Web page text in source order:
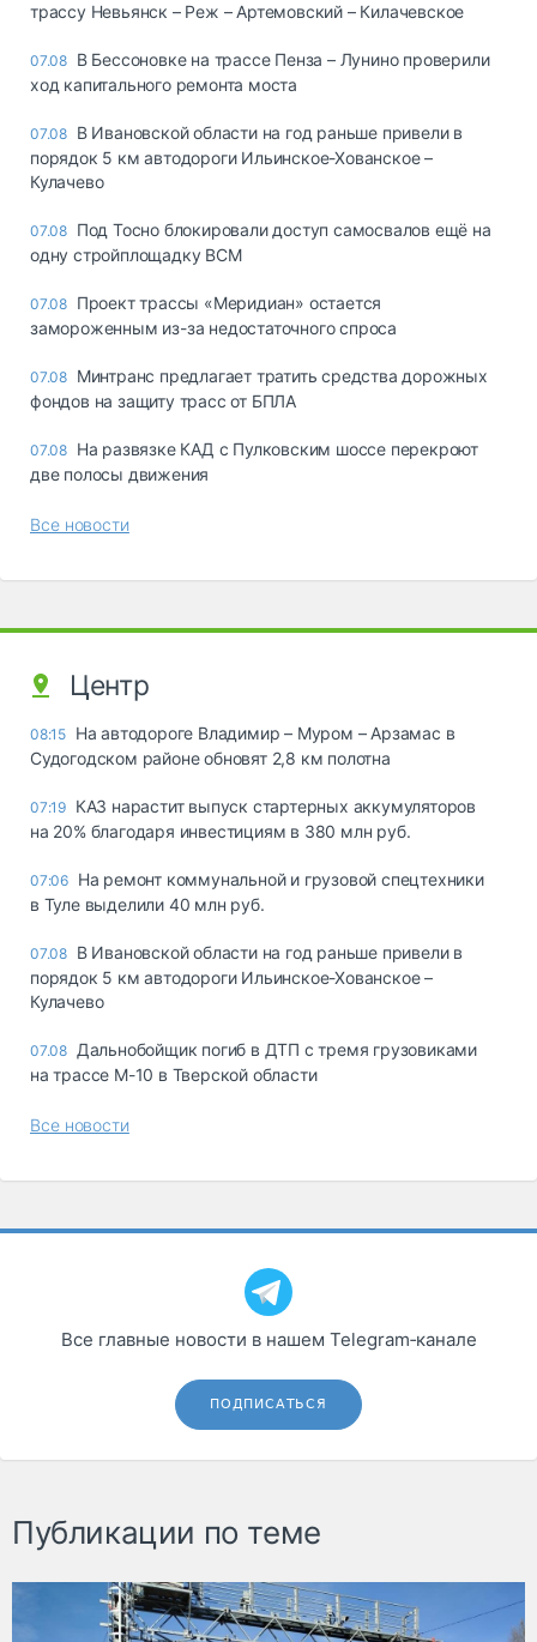
трассу Невьянск – Реж – Артемовский – Килачевское
07.08 В Бессоновке на трассе Пенза – Лунино проверили
ход капитального ремонта моста
07.08 В Ивановской области на год раньше привели в
порядок 5 км автодороги Ильинское-Хованское –
Кулачево
07.08 Под Тосно блокировали доступ самосвалов ещё на
одну стройплощадку ВСМ
07.08 Проект трассы «Меридиан» остается
замороженным из-за недостаточного спроса
07.08 Минтранс предлагает тратить средства дорожных
фондов на защиту трасс от БПЛА
07.08 На развязке КАД с Пулковским шоссе перекроют
две полосы движения
Все новости
Центр
08:15 На автодороге Владимир – Муром – Арзамас в
Судогодском районе обновят 2,8 км полотна
07:19 КАЗ нарастит выпуск стартерных аккумуляторов
на 20% благодаря инвестициям в 380 млн руб.
07:06 На ремонт коммунальной и грузовой спецтехники
в Туле выделили 40 млн руб.
07.08 В Ивановской области на год раньше привели в
порядок 5 км автодороги Ильинское-Хованское –
Кулачево
07.08 Дальнобойщик погиб в ДТП с тремя грузовиками
на трассе М-10 в Тверской области
Все новости
Все главные новости в нашем Telegram‑канале
ПОДПИСАТЬСЯ
Публикации по теме